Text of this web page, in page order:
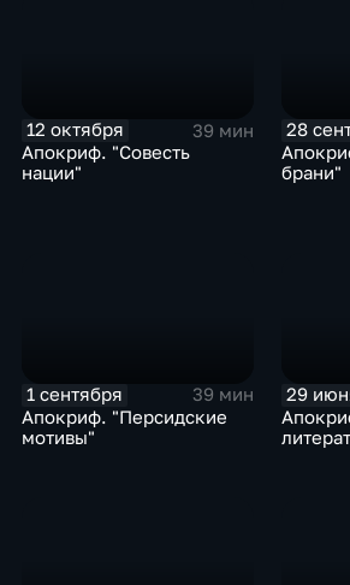
12 октября
39 мин
Апокриф. "Совесть
нации"
28
брани"
1 сентября
39 мин
Апокриф. "Персидские
мотивы"
29